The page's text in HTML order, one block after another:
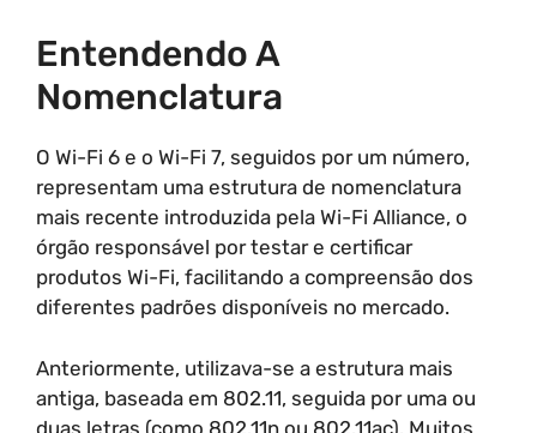
Entendendo A
Nomenclatura
O Wi-Fi 6 e o Wi-Fi 7, seguidos por um número,
representam uma estrutura de nomenclatura
mais recente introduzida pela Wi-Fi Alliance, o
órgão responsável por testar e certificar
produtos Wi-Fi, facilitando a compreensão dos
diferentes padrões disponíveis no mercado.
Anteriormente, utilizava-se a estrutura mais
antiga, baseada em 802.11, seguida por uma ou
duas letras (como 802.11n ou 802.11ac). Muitos